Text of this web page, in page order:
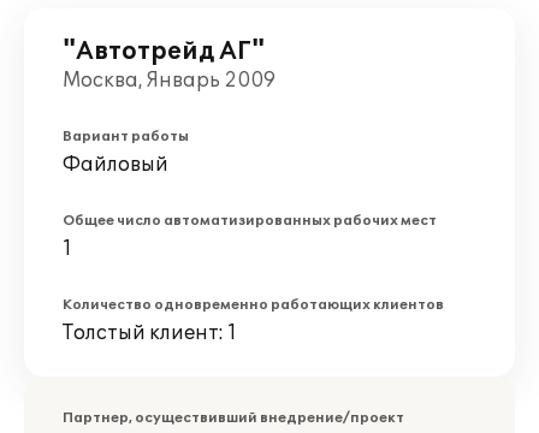
"Автотрейд АГ"
Москва, Январь 2009
Вариант работы
Файловый
Общее число автоматизированных рабочих мест
1
Количество одновременно работающих клиентов
Толстый клиент: 1
Партнер, осуществивший внедрение/проект